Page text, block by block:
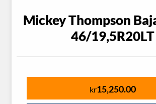
Mickey Thompson
46/19,5R20LT
kr15,250.00